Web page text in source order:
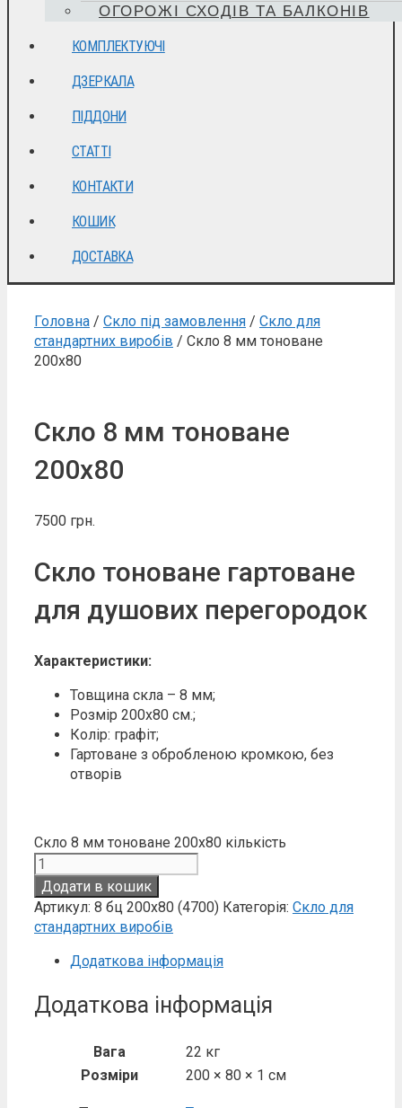
ОГОРОЖІ СХОДІВ ТА БАЛКОНІВ
КОМПЛЕКТУЮЧІ
ДЗЕРКАЛА
ПІДДОНИ
СТАТТІ
КОНТАКТИ
КОШИК
ДОСТАВКА
Головна / Скло під замовлення / Скло для
стандартних виробів / Скло 8 мм тоноване
200х80
Скло 8 мм тоноване
200х80
7500 грн.
Скло тоноване гартоване
для душових перегородок
Характеристики:
Товщина скла – 8 мм;
Розмір 200х80 см.;
Колір: графіт;
Гартоване з обробленою кромкою, без
отворів
Скло 8 мм тоноване 200х80 кількість
Додати в кошик
Артикул: 8 бц 200х80 (4700) Категорія: Скло для
стандартних виробів
Додаткова інформація
Додаткова інформація
Вага
22 кг
Розміри
200 × 80 × 1 см